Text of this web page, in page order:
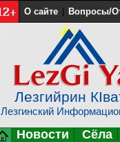
О сайте Вопросы/
Лезгийрин
Лезгинский
Новости Сёла